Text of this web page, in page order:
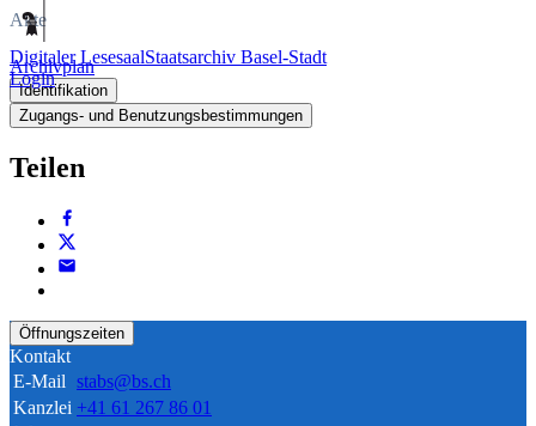
Digitaler LesesaalStaatsarchiv Basel-Stadt
Login
Akte
Archivplan
Identifikation
Zugangs- und Benutzungsbestimmungen
Teilen
Öffnungszeiten
Kontakt
E-Mail stabs@bs.ch
Kanzlei +41 61 267 86 01